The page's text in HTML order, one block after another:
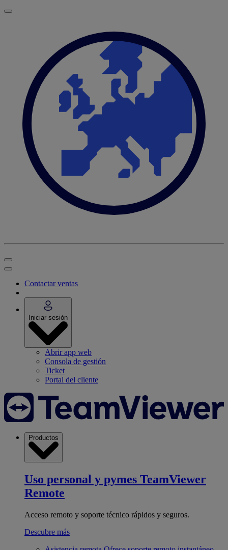
Contactar ventas
Iniciar sesión
Abrir app web
Consola de gestión
Ticket
Portal del cliente
Productos
Uso personal y pymes TeamViewer
Remote
Acceso remoto y soporte técnico rápidos y seguros.
Descubre más